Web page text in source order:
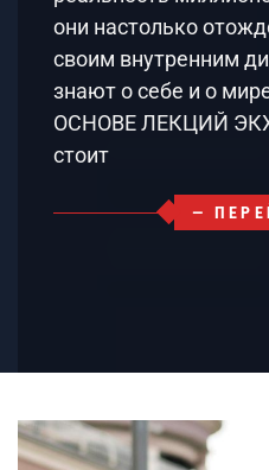
они настолько
своим внутренним
знают о себе и о
ОСНОВЕ ЛЕКЦИЙ
стоит
—